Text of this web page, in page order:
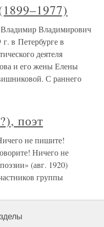
Владимирович
в Петербурге в
деятеля
и его жены Елены
С раннего
поэт
не пишите!
Ничего не
(авг. 1920)
группы